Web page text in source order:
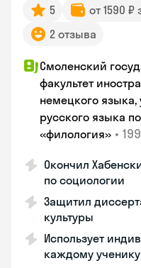
5 от 1590 ₽
2 отзыва
Смоленский
факультет
немецкого языка,
русского языка
«филология» •
Окончил
по социологии
Защитил
культуры
Использует
каждому ученику